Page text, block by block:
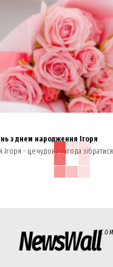
з днем народження Ігоря
- це чудова нагода зібратися
NewsWall